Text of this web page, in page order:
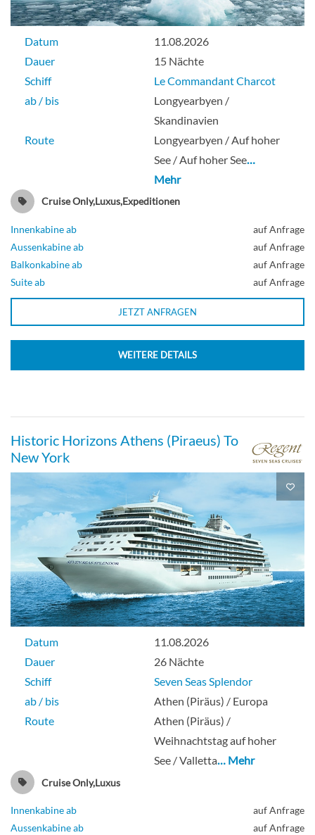
Datum
11.08.2026
Dauer
15 Nächte
Schiff
Le Commandant Charcot
ab / bis
Longyearbyen /
Skandinavien
Route
Longyearbyen / Auf hoher
See / Auf hoher See…
Mehr
Cruise Only,Luxus,Expeditionen
Innenkabine ab
auf Anfrage
Aussenkabine ab
auf Anfrage
Balkonkabine ab
auf Anfrage
Suite ab
auf Anfrage
JETZT ANFRAGEN
WEITERE DETAILS
Historic Horizons Athens (Piraeus) To
New York
Datum
11.08.2026
Dauer
26 Nächte
Schiff
Seven Seas Splendor
ab / bis
Athen (Piräus) / Europa
Route
Athen (Piräus) /
Weihnachtstag auf hoher
See / Valletta… Mehr
Cruise Only,Luxus
Innenkabine ab
auf Anfrage
Aussenkabine ab
auf Anfrage